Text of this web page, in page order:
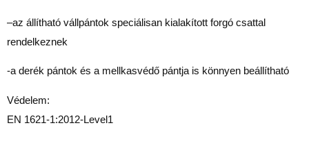
–az állítható vállpántok speciálisan kialakított forgó csattal
rendelkeznek
-a derék pántok és a mellkasvédő pántja is könnyen beállítható
Védelem:
EN 1621-1:2012-Level1